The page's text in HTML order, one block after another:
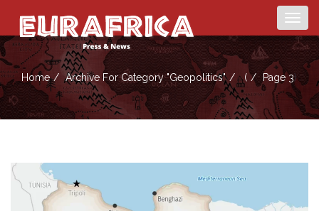
Home Archive For Category "Geopolitics" ( Page 3)